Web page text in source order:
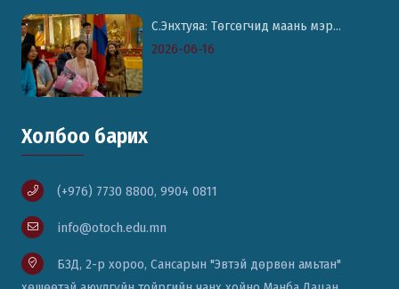
С.Энхтуяа: Төгсөгчид маань мэр...
2026-06-16
Холбоо барих
(+976) 7730 8800, 9904 0811
info@otoch.edu.mn
БЗД, 2-р хороо, Сансарын "Эвтэй дөрвөн амьтан"